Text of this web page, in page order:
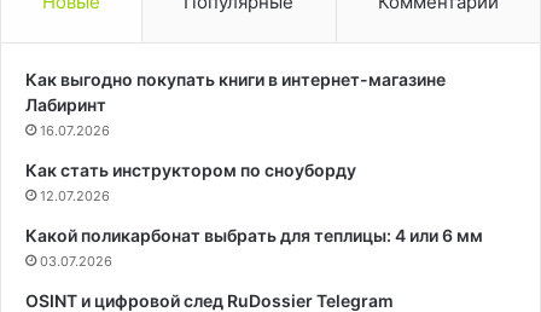
Как выгодно покупать книги в интернет-магазине
Лабиринт
16.07.2026
Как стать инструктором по сноуборду
12.07.2026
Какой поликарбонат выбрать для теплицы: 4 или 6 мм
03.07.2026
OSINT и цифровой след RuDossier Telegram